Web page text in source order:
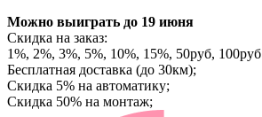
Можно выиграть до 19 июня
Скидка на заказ:
1%, 2%, 3%, 5%, 10%, 15%, 50руб, 100руб
Бесплатная доставка (до 30км);
Скидка 5% на автоматику;
Скидка 50% на монтаж;